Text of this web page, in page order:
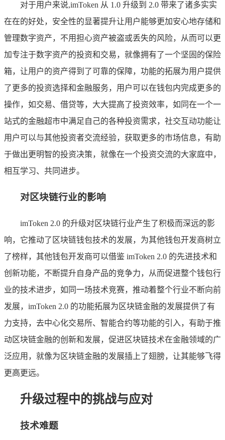
对于用户来说,imToken 从 1.0 升级到 2.0 带来了诸多实实
在在的好处，安全性的显著提升让用户能够更加安心地存储和
管理数字资产，不用担心资产被盗或丢失的风险，从而可以更
加专注于数字资产的投资和交易，就像拥有了一个坚固的保险
箱，让用户的资产得到了可靠的保障，功能的拓展为用户提供
了更多的投资选择和金融服务，用户可以在钱包内完成更多的
操作，如交易、借贷等，大大提高了投资效率，如同在一个一
站式的金融超市中满足自己的各种投资需求，社交互动功能让
用户可以与其他投资者交流经验，获取更多的市场信息，有助
于做出更明智的投资决策，就像在一个投资交流的大家庭中，
相互学习、共同进步。
对区块链行业的影响
imToken 2.0 的升级对区块链行业产生了积极而深远的影
响，它推动了区块链钱包技术的发展，为其他钱包开发商树立
了榜样，其他钱包开发商可以借鉴 imToken 2.0 的先进技术和
创新功能，不断提升自身产品的竞争力，从而促进整个钱包行
业的技术进步，如同一场技术竞赛，推动着整个行业不断向前
发展，imToken 2.0 的功能拓展为区块链金融的发展提供了有
力支持，去中心化交易所、智能合约等功能的引入，有助于推
动区块链金融的创新和发展，促进区块链技术在金融领域的广
泛应用，就像为区块链金融的发展插上了翅膀，让其能够飞得
更高更远。
升级过程中的挑战与应对
技术难题